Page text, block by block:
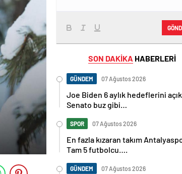
SON DAKİKA HABERLERİ
GÜNDEM 07 Ağustos 2026
Joe Biden 6 aylık hedeflerini
Senato buz gibi…
SPOR 07 Ağustos 2026
En fazla kızaran takım
Tam 5 futbolcu….
GÜNDEM 07 Ağustos 2026